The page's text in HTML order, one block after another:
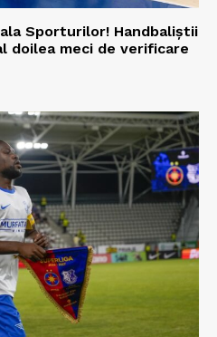
Sporturilor! Handbaliștii
doilea meci de verificare